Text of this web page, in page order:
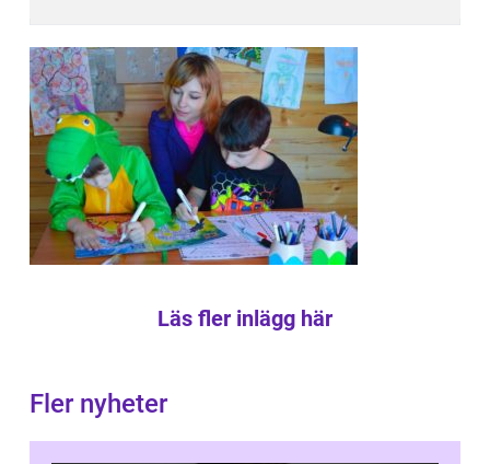
Läs fler inlägg här
Fler nyheter